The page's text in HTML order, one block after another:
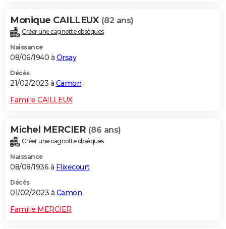
Monique CAILLEUX (82 ans)
Créer une cagnotte obsèques
Naissance
08/06/1940 à Orsay
Décès
21/02/2023 à Camon
Famille CAILLEUX
Michel MERCIER (86 ans)
Créer une cagnotte obsèques
Naissance
08/08/1936 à Flixecourt
Décès
01/02/2023 à Camon
Famille MERCIER